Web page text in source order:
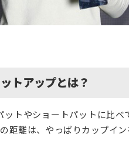
トアップとは？
トやショートパットに比
距離は、やっぱりカップイン